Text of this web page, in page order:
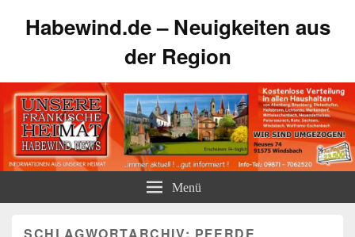
Habewind.de – Neuigkeiten aus
der Region
Menü